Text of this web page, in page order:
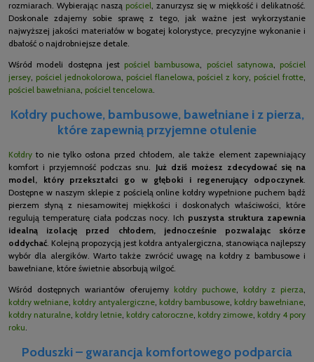
rozmiarach. Wybierając naszą pościel, zanurzysz się w miękkość i delikatność.
Doskonale zdajemy sobie sprawę z tego, jak ważne jest wykorzystanie
najwyższej jakości materiałów w bogatej kolorystyce, precyzyjne wykonanie i
dbałość o najdrobniejsze detale.
Wśród modeli dostępna jest pościel bambusowa, pościel satynowa, pościel
jersey, pościel jednokolorowa, pościel flanelowa, pościel z kory, pościel frotte,
pościel bawełniana, pościel tencelowa.
Kołdry puchowe, bambusowe, bawełniane i z pierza,
które zapewnią przyjemne otulenie
Kołdry to nie tylko osłona przed chłodem, ale także element zapewniający
komfort i przyjemność podczas snu. Już dziś możesz zdecydować się na
model, który przekształci go w głęboki i regenerujący odpoczynek.
Dostępne w naszym sklepie z pościelą online kołdry wypełnione puchem bądź
pierzem słyną z niesamowitej miękkości i doskonałych właściwości, które
regulują temperaturę ciała podczas nocy. Ich puszysta struktura zapewnia
idealną izolację przed chłodem, jednocześnie pozwalając skórze
oddychać. Kolejną propozycją jest kołdra antyalergiczna, stanowiąca najlepszy
wybór dla alergików. Warto także zwrócić uwagę na kołdry z bambusowe i
bawełniane, które świetnie absorbują wilgoć.
Wśród dostępnych wariantów oferujemy kołdry puchowe, kołdry z pierza,
kołdry wełniane, kołdry antyalergiczne, kołdry bambusowe, kołdry bawełniane,
kołdry naturalne, kołdry letnie, kołdry całoroczne, kołdry zimowe, kołdry 4 pory
roku.
Poduszki – gwarancja komfortowego podparcia